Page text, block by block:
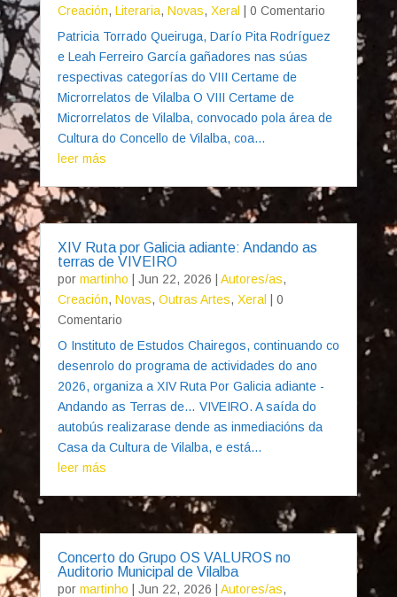
Creación, Literaria, Novas, Xeral
| 0 Comentario
Patricia Torrado Queiruga, Darío Pita Rodríguez
e Leah Ferreiro García gañadores nas súas
respectivas categorías do VIII Certame de
Microrrelatos de Vilalba O VIII Certame de
Microrrelatos de Vilalba, convocado pola área de
Cultura do Concello de Vilalba, coa...
leer más
XIV Ruta por Galicia adiante: Andando as
terras de VIVEIRO
por martinho Jun 22, 2026 Autores/as,
Creación, Novas, Outras Artes, Xeral
| 0
Comentario
O Instituto de Estudos Chairegos, continuando co
desenrolo do programa de actividades do ano
2026, organiza a XIV Ruta Por Galicia adiante -
Andando as Terras de… VIVEIRO. A saída do
autobús realizarase dende as inmediacións da
Casa da Cultura de Vilalba, e está...
leer más
Concerto do Grupo OS VALUROS no
Auditorio Municipal de Vilalba
por martinho Jun 22, 2026 Autores/as,